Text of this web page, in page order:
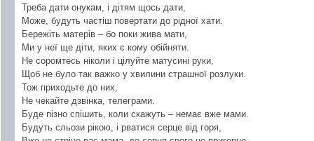
Треба дати онукам, і дітям щось дати,
Може, будуть частіш повертати до рідної хати.
Бережіть матерів – бо поки жива мати,
Ми у неї ще діти, яких є кому обійняти.
Не соромтесь ніколи і цілуйте матусині руки,
Щоб не було так важко у хвилини страшної розлуки.
Тож приходьте до них,
Не чекайте дзвінка, телеграми.
Буде пізно спішить, коли скажуть – немає вже мами.
Будуть сльози рікою, і рватися серце від горя,